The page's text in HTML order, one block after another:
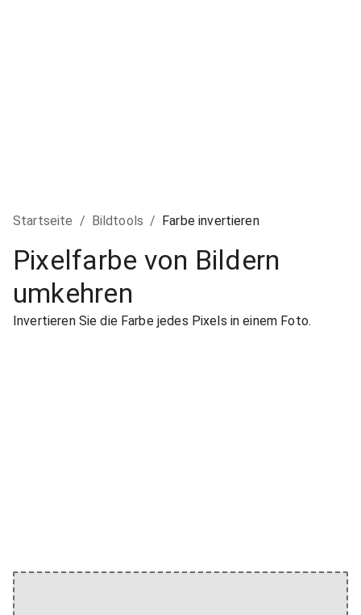
Startseite / Bildtools / Farbe invertieren
Pixelfarbe von Bildern
umkehren
Invertieren Sie die Farbe jedes Pixels in einem Foto.